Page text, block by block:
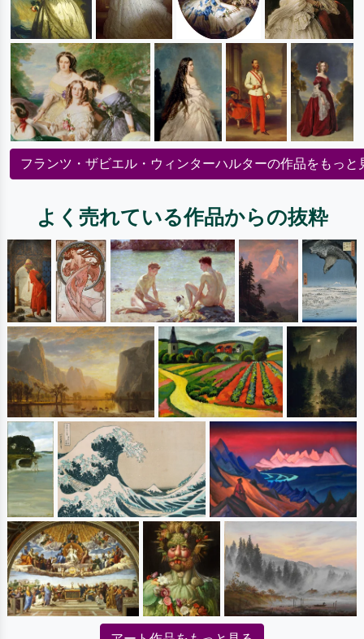
フランツ・ザビエル・ウィンターハルターの作品をもっと
よく売れている作品からの抜粋